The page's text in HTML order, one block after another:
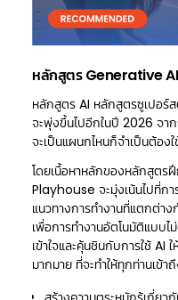
หลักสูตร Generative AI
หลักสูตร AI หลักสูตรซูเปอร์
จะพุ่งขึ้นไปอีกในปี 2026 จาก
จะเป็นแผนกไหนก็จำเป็นต้องใ
โดยเนื้อหาหลักของหลักสูตร
Playhouse จะมุ่งเน้นไปที่ก
แนวทางการทำงานที่แตกต่า
เพื่อการทำงานอัตโนมัติแบบ
เข้าใจและคุ้นชินกับการใช้ AI
มากมาย ที่จะทำให้ทุกท่านเข้